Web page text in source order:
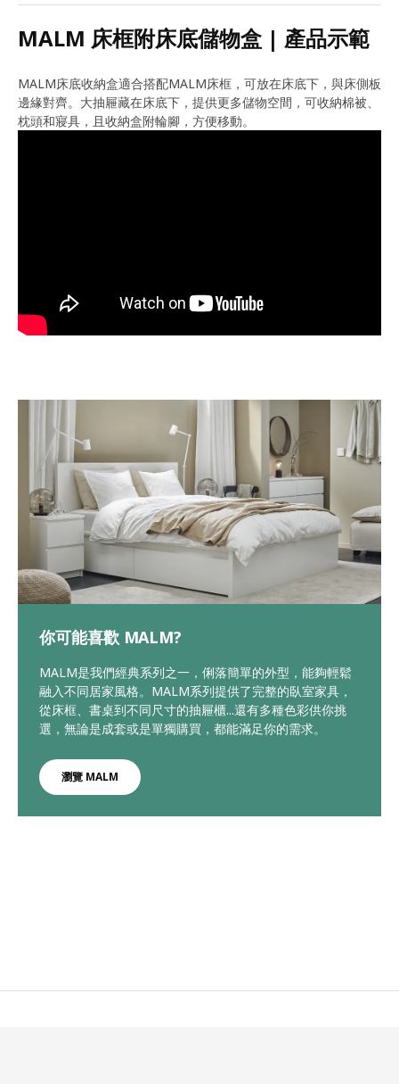
MALM 床框附床底儲物盒 | 產品示範
MALM床底收納盒適合搭配MALM床框，可放在床底下，與床側板
邊緣對齊。大抽屜藏在床底下，提供更多儲物空間，可收納棉被、
枕頭和寢具，且收納盒附輪腳，方便移動。
你可能喜歡 MALM?
MALM是我們經典系列之一，俐落簡單的外型，能夠輕鬆
融入不同居家風格。MALM系列提供了完整的臥室家具，
從床框、書桌到不同尺寸的抽屜櫃...還有多種色彩供你挑
選，無論是成套或是單獨購買，都能滿足你的需求。
瀏覽 MALM